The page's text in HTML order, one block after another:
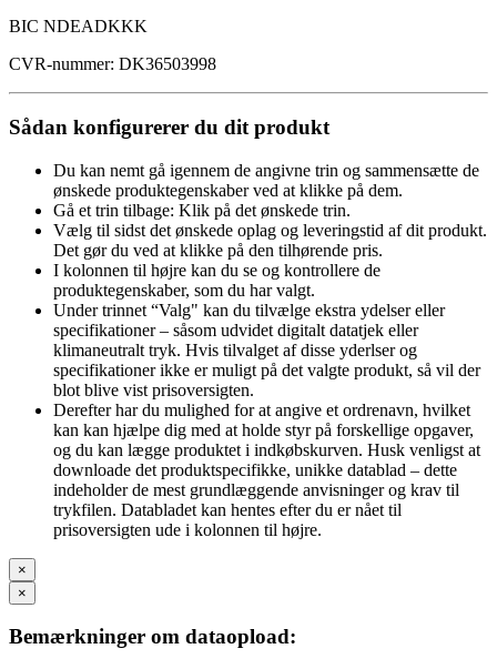
BIC NDEADKKK
CVR-nummer: DK36503998
Sådan konfigurerer du dit produkt
Du kan nemt gå igennem de angivne trin og sammensætte de
ønskede produktegenskaber ved at klikke på dem.
Gå et trin tilbage: Klik på det ønskede trin.
Vælg til sidst det ønskede oplag og leveringstid af dit produkt.
Det gør du ved at klikke på den tilhørende pris.
I kolonnen til højre kan du se og kontrollere de
produktegenskaber, som du har valgt.
Under trinnet “Valg" kan du tilvælge ekstra ydelser eller
specifikationer – såsom udvidet digitalt datatjek eller
klimaneutralt tryk. Hvis tilvalget af disse yderlser og
specifikationer ikke er muligt på det valgte produkt, så vil der
blot blive vist prisoversigten.
Derefter har du mulighed for at angive et ordrenavn, hvilket
kan kan hjælpe dig med at holde styr på forskellige opgaver,
og du kan lægge produktet i indkøbskurven. Husk venligst at
downloade det produktspecifikke, unikke datablad – dette
indeholder de mest grundlæggende anvisninger og krav til
trykfilen. Databladet kan hentes efter du er nået til
prisoversigten ude i kolonnen til højre.
×
×
Bemærkninger om dataopload: